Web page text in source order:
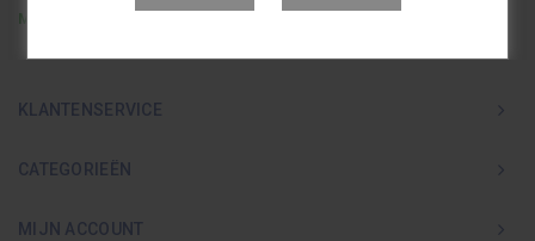
KLANTENSERVICE
CATEGORIEËN
MIJN ACCOUNT